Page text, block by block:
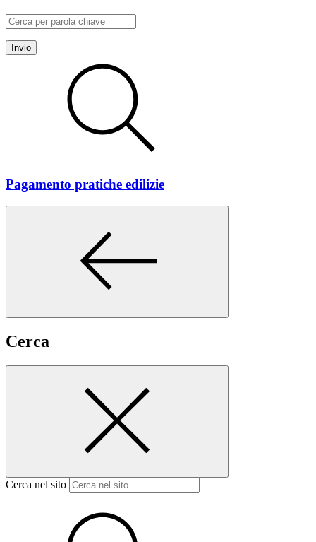
Invio
Pagamento pratiche edilizie
Cerca
Cerca nel sito